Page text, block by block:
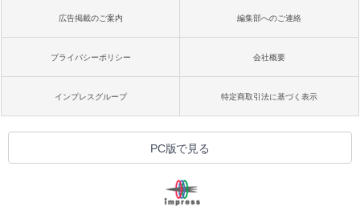
広告掲載のご案内 編集部へのご連絡
プライバシーポリシー 会社概要
インプレスグループ 特定商取引法に基づく表示
PC版で見る